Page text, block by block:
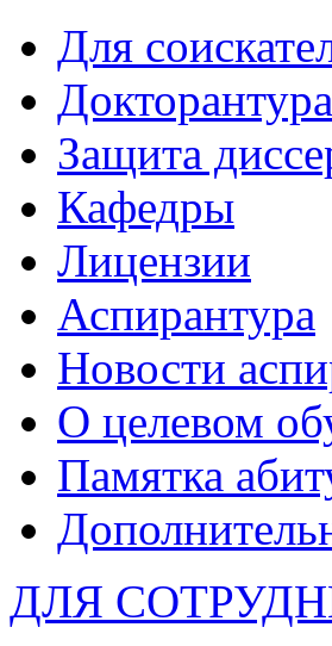
Для
Докторантура
Защита
Кафедры
Лицензии
Аспирантура
Новости
О целевом
Памятка
ДЛЯ